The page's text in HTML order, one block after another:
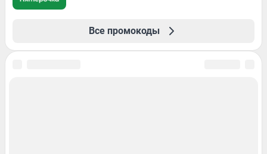
Все промокоды